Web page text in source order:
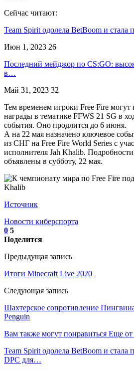
Сейчас читают:
Team Spirit одолела BetBoom и стала
Июн 1, 2023 26
Последний мейджор по CS:GO:
в…
Май 31, 2023 32
Тем временем игроки Free Fire могут
награды в тематике FFWS 21 SG в
события. Оно продлится до 6 июня.
А на 22 мая назначено ключевое
из СНГ на Free Fire World Series с
исполнителя Jah Khalib.
объявлены в субботу, 22 мая.
Источник
Новости киберспорта
0 5
Поделится
Предыдущая запись
Итоги Minecraft Live 2020
Следующая запись
Шахтерское сопротивление
Penguin
Вам также могут понравиться Еще от
Team Spirit одолела BetBoom и стала
DPC для…